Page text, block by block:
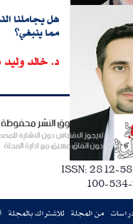
هل يجاملنا
مما ينبغي؟
د. خالد
من المجلة للاشتراك بالمجلة